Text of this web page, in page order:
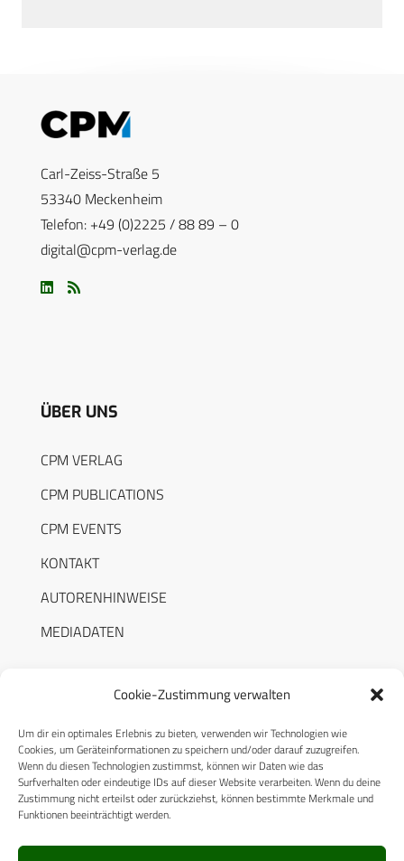
Cookie-Zustimmung verwalten
Um dir ein optimales Erlebnis zu bieten, verwenden wir Technologien wie
Cookies, um Geräteinformationen zu speichern und/oder darauf zuzugreifen.
Wenn du diesen Technologien zustimmst, können wir Daten wie das
Surfverhalten oder eindeutige IDs auf dieser Website verarbeiten. Wenn du deine
Zustimmung nicht erteilst oder zurückziehst, können bestimmte Merkmale und
Funktionen beeinträchtigt werden.
Carl-Zeiss-Straße 5
53340 Meckenheim
Telefon: +49 (0)2225 / 88 89 – 0
digital@cpm-verlag.de
ÜBER UNS
CPM VERLAG
CPM PUBLICATIONS
CPM EVENTS
KONTAKT
AUTORENHINWEISE
MEDIADATEN
RECHTLICHES
Datenschutzerklärung
Cookie-Richtlinie (EU)